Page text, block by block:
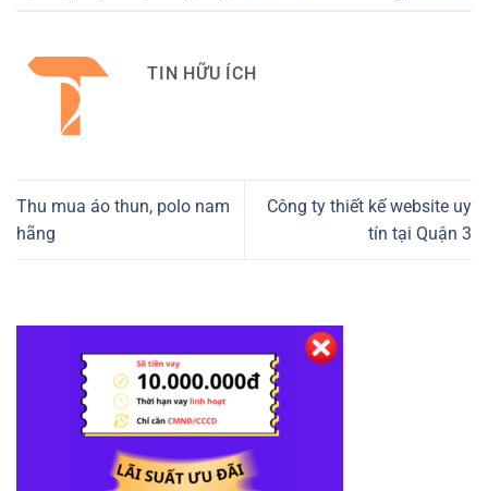
TIN HỮU ÍCH
Thu mua áo thun, polo nam
hãng
Công ty thiết kế website uy
tín tại Quận 3